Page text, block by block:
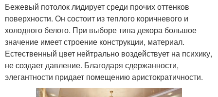
Бежевый потолок лидирует среди прочих оттенков
поверхности. Он состоит из теплого коричневого и
холодного белого. При выборе типа декора большое
значение имеет строение конструкции, материал.
Естественный цвет нейтрально воздействует на психику,
не создает давление. Благодаря сдержанности,
элегантности придает помещению аристократичности.